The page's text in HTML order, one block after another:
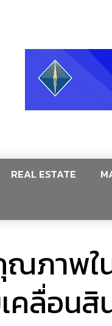
REAL ESTATE
ภาพใ
คลื่อน